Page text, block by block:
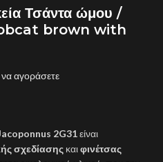
Τσάντα ώμου /
brown with
να αγοράσετε
2G31είναι
σχεδίασης καιφινέτσας